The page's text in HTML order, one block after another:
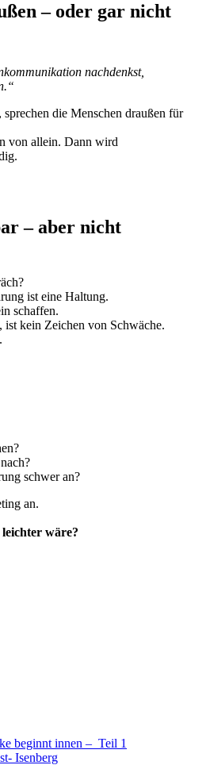
– oder gar nicht
nachdenkst,
die Menschen draußen für
von allein. Dann wird
– aber nicht
ist eine Haltung.
schaffen.
ist kein Zeichen von Schwäche.
schwer an?
an.
leichter wäre?
beginnt innen – Teil 1
Isenberg